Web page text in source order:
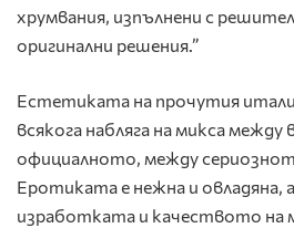
хрумвания, изпълнени с
оригинални решения.”
Естетиката на прочутия
всякога набляга на микса
официалното, между
Еротиката е нежна и
изработката и качеството на